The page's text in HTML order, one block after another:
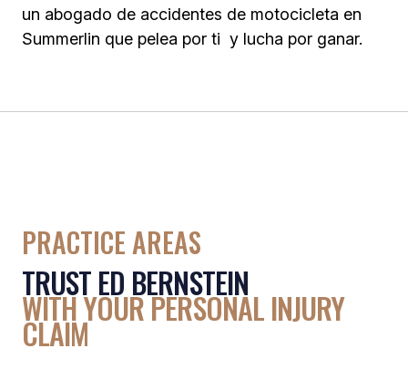
un abogado de accidentes de motocicleta en
Summerlin que pelea por ti y lucha por ganar.
PRACTICE AREAS
TRUST ED BERNSTEIN
WITH YOUR PERSONAL INJURY
CLAIM